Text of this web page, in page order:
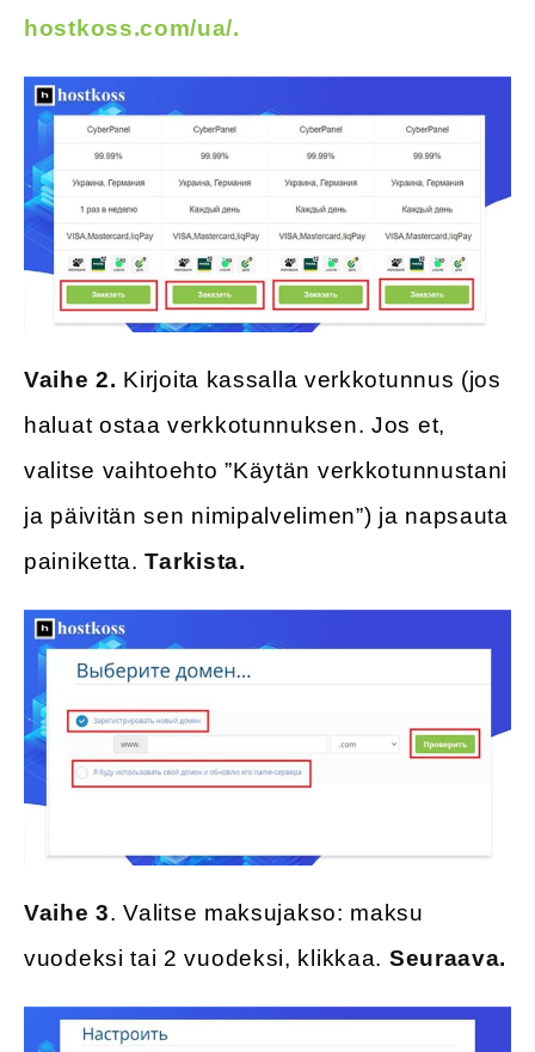
hostkoss.com/ua/.
Vaihe 2. Kirjoita kassalla verkkotunnus (jos
haluat ostaa verkkotunnuksen. Jos et,
valitse vaihtoehto ”Käytän verkkotunnustani
ja päivitän sen nimipalvelimen”) ja napsauta
painiketta.Tarkista.
Vaihe 3. Valitse maksujakso: maksu
vuodeksi tai 2 vuodeksi, klikkaa. Seuraava.